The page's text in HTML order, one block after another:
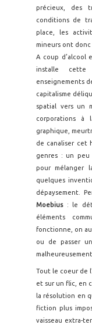
précieux, des
conditions de
place, les
mineurs ont donc
A coup d’alcool
installe cette
enseignements
capitalisme
spatial vers un
corporations à
graphique,
de canaliser cet
genres : un peu
pour mélanger
quelques
dépaysement.
Moebius : le
éléments
fonctionne, on
ou de passer
Tout le coeur de
et sur un flic, en
la résolution en
fiction plus
vaisseau extra-